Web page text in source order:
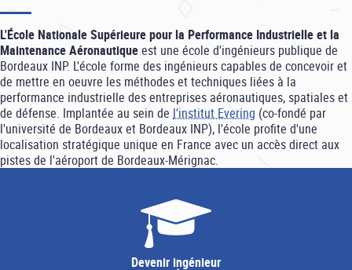
L'École Nationale Supérieure pour la Performance Industrielle et la
Maintenance Aéronautiqueest une école d'ingénieurs publique de
Bordeaux INP. L'école forme des ingénieurs capables de concevoir et
de mettre en oeuvre les méthodes et techniques liées à la
performance industrielle des entreprises aéronautiques, spatiales et
de défense. Implantée au sein de l'institut Evering (co-fondé par
l'université de Bordeaux et Bordeaux INP), l'école profite d'une
localisation stratégique unique en France avec un accès direct aux
pistes de l'aéroport de Bordeaux-Mérignac.
Devenir ingénieur